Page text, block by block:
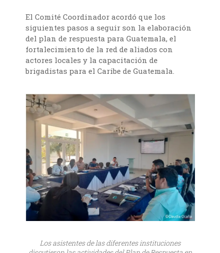
El Comité Coordinador acordó que los
siguientes pasos a seguir son la elaboración
del plan de respuesta para Guatemala, el
fortalecimiento de la red de aliados con
actores locales y la capacitación de
brigadistas para el Caribe de Guatemala.
Los asistentes de las diferentes instituciones